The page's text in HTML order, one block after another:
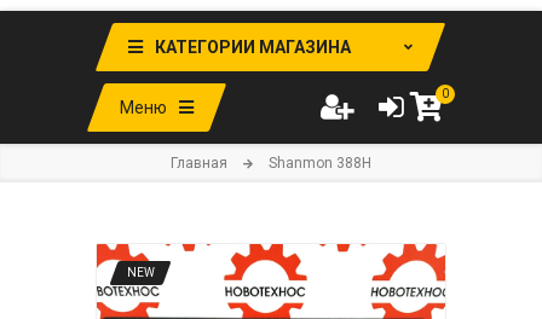
КАТЕГОРИИ МАГАЗИНА
Меню
0
Главная Shanmon 388H
NEW